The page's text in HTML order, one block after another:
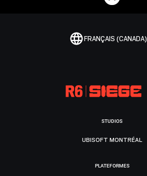
FRANÇAIS (CANADA)
STUDIOS
UBISOFT MONTRÉAL
PLATEFORMES